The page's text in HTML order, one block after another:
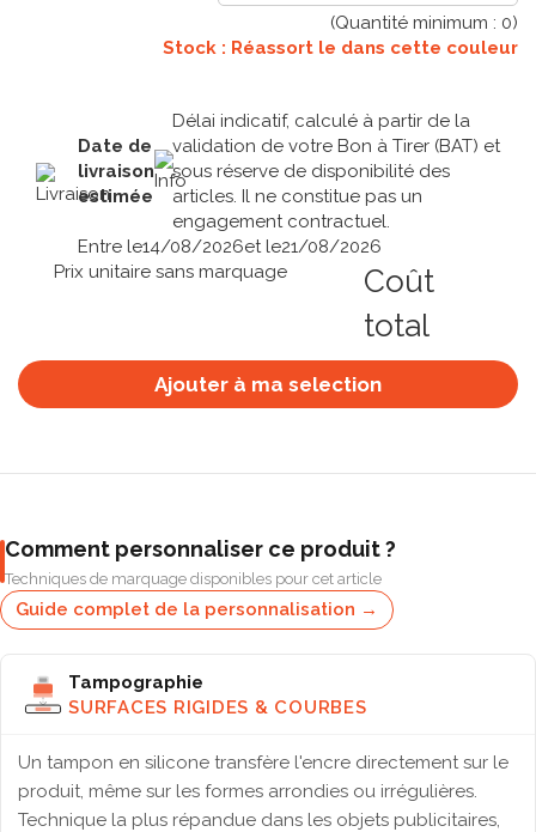
(Quantité minimum : 0)
Stock : Réassort le dans cette couleur
Date de
livraison
estimée
Délai indicatif, calculé à partir de la
validation de votre Bon à Tirer (BAT) et
sous réserve de disponibilité des
articles. Il ne constitue pas un
engagement contractuel.
Entre le14/08/2026et le21/08/2026
Prix unitaire sans marquage
Coût
total
Ajouter à ma selection
Comment personnaliser ce produit ?
Techniques de marquage disponibles pour cet article
Guide complet de la personnalisation →
Tampographie
SURFACES RIGIDES & COURBES
Un tampon en silicone transfère l'encre directement sur le
produit, même sur les formes arrondies ou irrégulières.
Technique la plus répandue dans les objets publicitaires,